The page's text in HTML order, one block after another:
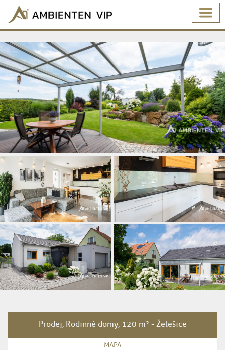
Prodej, Rodinné domy, 120 m² - Želešice
MAPA